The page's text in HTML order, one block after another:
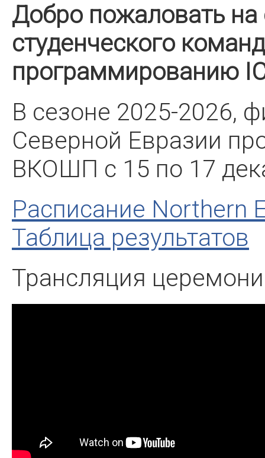
Добро пожаловать на
студенческого
программированию
В сезоне 2025-2026,
Северной Евразии
ВКОШП с 15 по 17
Расписание Northern
Таблица результатов
Трансляция